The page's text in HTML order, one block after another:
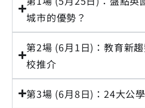
城市的優勢？
第2場 (6月1日)：教育新
校推介
第3場 (6月8日)：24大公